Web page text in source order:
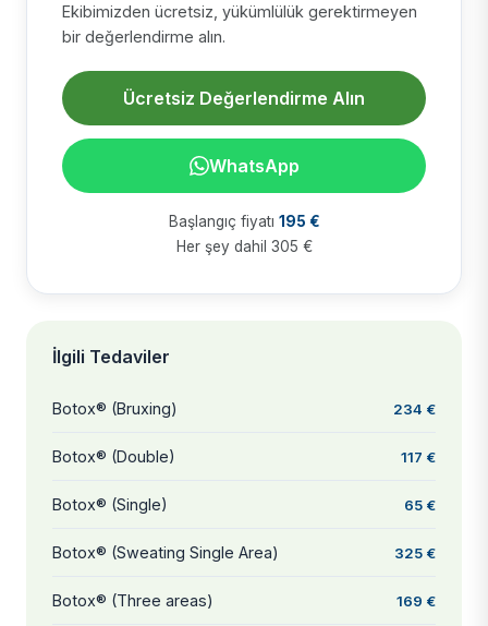
Ekibimizden ücretsiz, yükümlülük gerektirmeyen
bir değerlendirme alın.
Ücretsiz Değerlendirme Alın
WhatsApp
Başlangıç fiyatı 195 €
Her şey dahil 305 €
İlgili Tedaviler
Botox® (Bruxing) 234 €
Botox® (Double) 117 €
Botox® (Single) 65 €
Botox® (Sweating Single Area) 325 €
Botox® (Three areas) 169 €